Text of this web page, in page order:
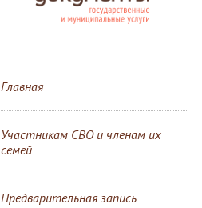
Главная
Участникам СВО и членам их
семей
Предварительная запись